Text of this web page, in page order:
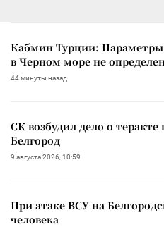
Кабмин Турции:
в Черном море не
44 минуты назад
СК возбудил дело о
Белгород
9 августа 2026, 10:59
При атаке ВСУ на
человека